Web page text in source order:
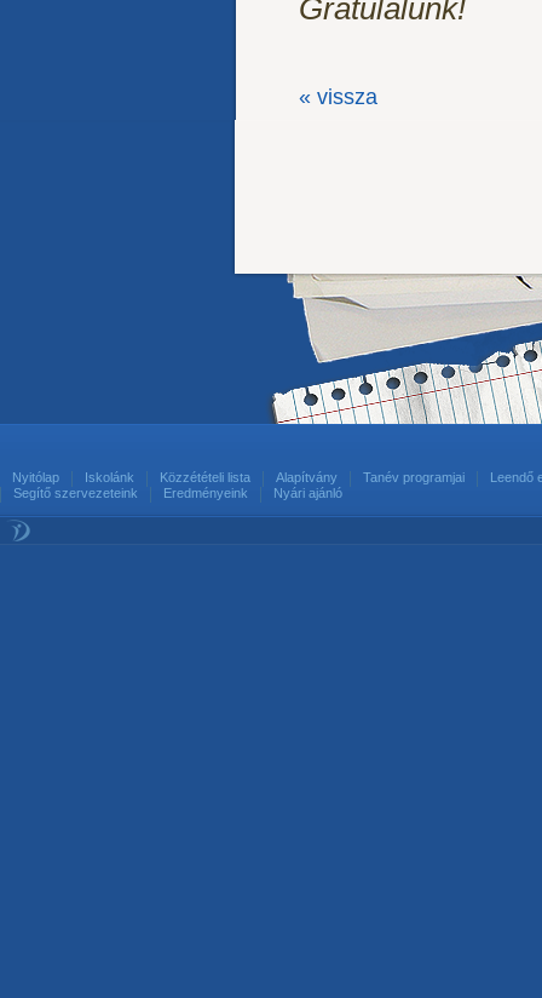
Gratulálunk!
« vissza
Nyitólap Iskolánk Közzétételi lista Alapítvány Tanév programjai
Leendő
Segítő szervezeteink
Eredményeink Nyári ajánló